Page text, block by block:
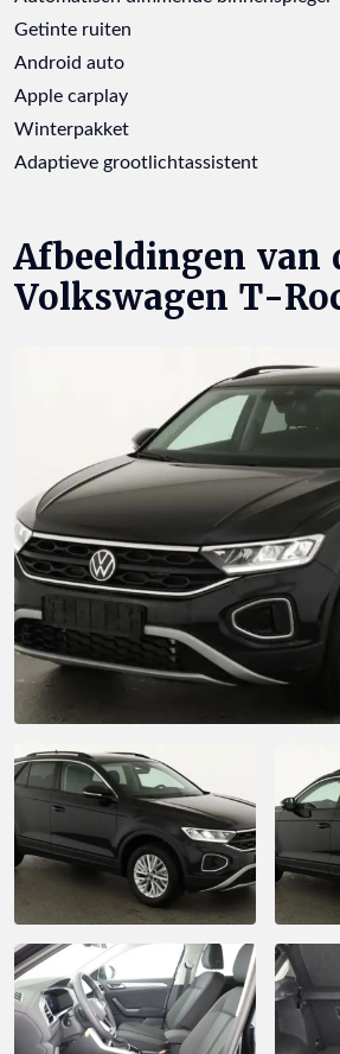
Getinte ruiten
Android auto
Apple carplay
Winterpakket
Adaptieve grootlichtassistent
Afbeeldingen van
Volkswagen T-